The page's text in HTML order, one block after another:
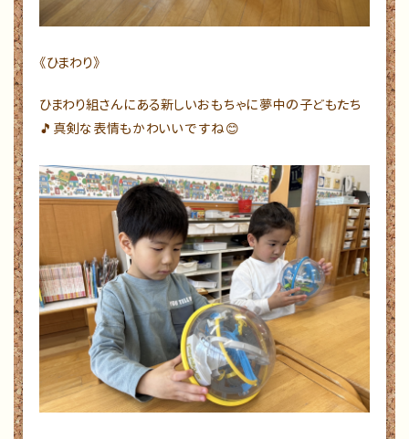
《ひまわり》
ひまわり組さんにある新しいおもちゃに夢中の子どもたち
🎵真剣な表情もかわいいですね😊